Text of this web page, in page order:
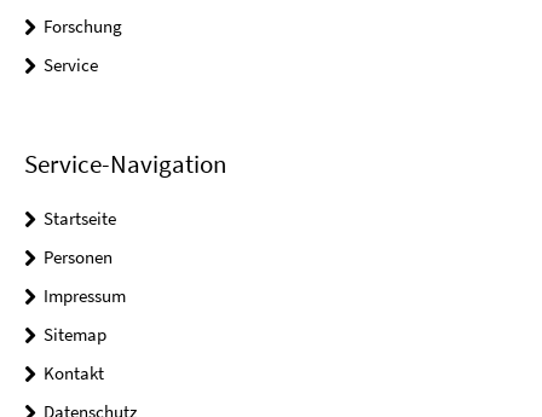
Forschung
Service
Service-Navigation
Startseite
Personen
Impressum
Sitemap
Kontakt
Datenschutz